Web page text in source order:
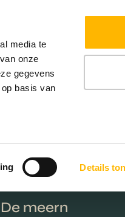
media te
onze
gegevens
basis van
Details
meern